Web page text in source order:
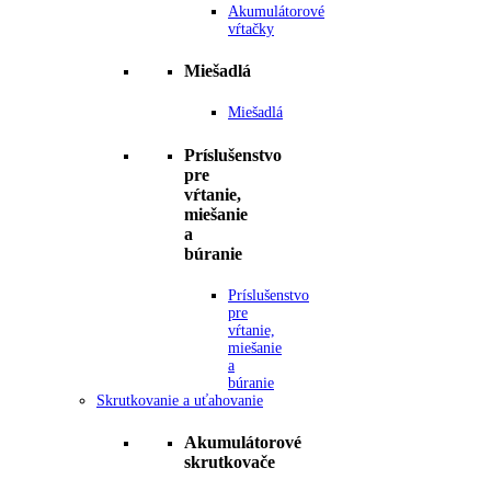
Akumulátorové
vŕtačky
Miešadlá
Miešadlá
Príslušenstvo
pre
vŕtanie,
miešanie
a
búranie
Príslušenstvo
pre
vŕtanie,
miešanie
a
búranie
Skrutkovanie a uťahovanie
Akumulátorové
skrutkovače